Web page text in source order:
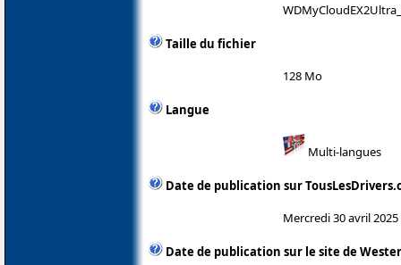
Taille du fichier
128 Mo
Langue
Multi-langues
Date de publication sur
Mercredi 30 avril 2025
Date de publication sur le site de